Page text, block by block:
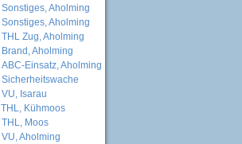
Sonstiges, Aholming
Sonstiges, Aholming
THL Zug, Aholming
Brand, Aholming
ABC-Einsatz, Aholming
Sicherheitswache
VU, Isarau
THL, Kühmoos
THL, Moos
VU, Aholming